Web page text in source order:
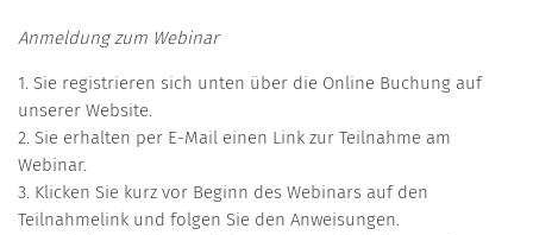
Anmeldung zum Webinar
1. Sie registrieren sich unten über die Online Buchung auf
unserer Website.
2. Sie erhalten per E-Mail einen Link zur Teilnahme am
Webinar.
3. Klicken Sie kurz vor Beginn des Webinars auf den
Teilnahmelink und folgen Sie den Anweisungen.